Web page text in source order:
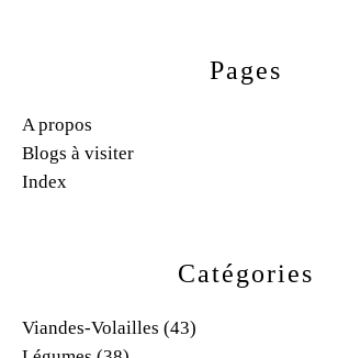
Catégories
Viandes-Volailles (43)
Pages
A propos
Blogs à visiter
Index